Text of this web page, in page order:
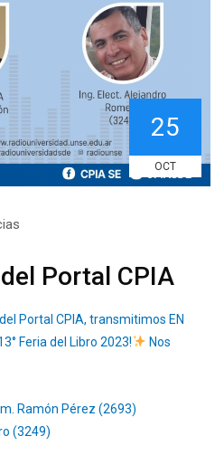
25
OCT
Portal CPIA
Portal CPIA, transmitimos EN
Feria del Libro 2023!
Nos
Ramón Pérez (2693)
(3249)